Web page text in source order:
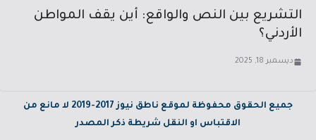
التشريع بين النص والواقع: أين يقف المواطن
الأردني؟
ديسمبر 18, 2025
جميع الحقوق محفوظة لموقع ناطق نيوز 2017-2019 لا مانع من
الاقتباس او النقل شريطة ذكر المصدر